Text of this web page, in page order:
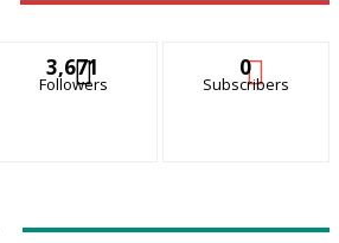
3,671
Followers
0
Subscribers